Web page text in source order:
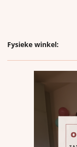
Fysieke winkel: